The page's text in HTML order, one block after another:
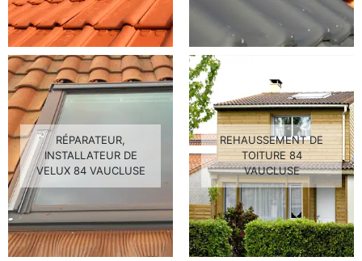
RÉPARATEUR,
INSTALLATEUR DE
VELUX 84 VAUCLUSE
REHAUSSEMENT DE
TOITURE 84
VAUCLUSE